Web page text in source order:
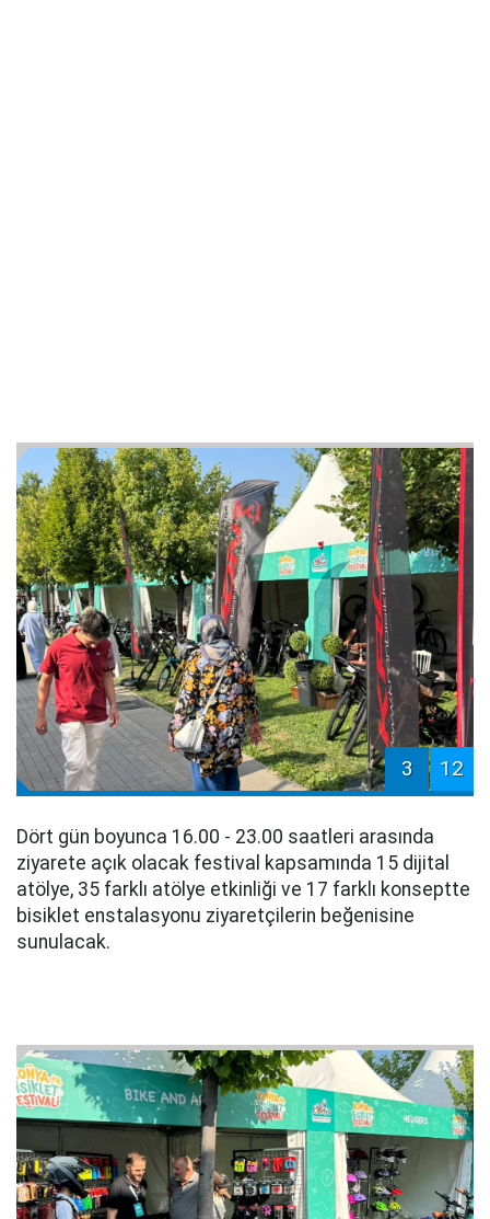
3 12
Dört gün boyunca 16.00 - 23.00 saatleri arasında
ziyarete açık olacak festival kapsamında 15 dijital
atölye, 35 farklı atölye etkinliği ve 17 farklı konseptte
bisiklet enstalasyonu ziyaretçilerin beğenisine
sunulacak.